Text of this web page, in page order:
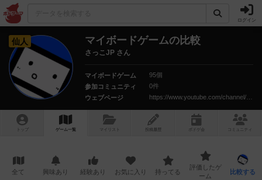
ログイン
仙人 マイボードゲームの比較
さっこJP さん
マイボードゲーム
95個
参加コミュニティ
0件
ウェブページ
トップ ゲーム一覧 マイリスト 投稿履歴 ボ ドゲ コミュニティ
全て 興味あり 経験あり お気に入り 持ってる
評価したゲ
ーム
比較する